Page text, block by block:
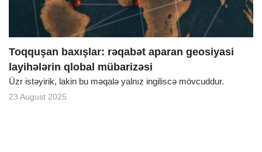
Toqquşan baxışlar: rəqabət aparan geosiyasi
layihələrin qlobal mübarizəsi
Üzr istəyirik, lakin bu məqalə yalnız ingiliscə mövcuddur.
23 August 2025